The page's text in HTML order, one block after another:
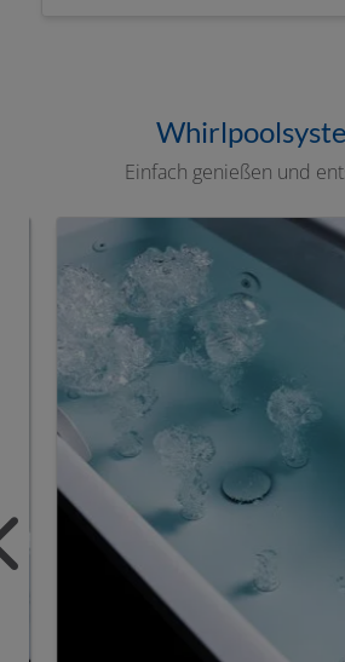
Einfach genießen und